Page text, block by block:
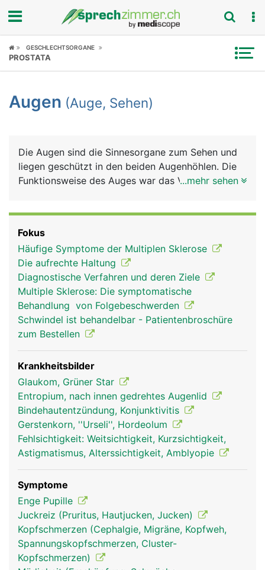
Fokus
Symptome
News
Rubriken
GESCHLECHTSORGANE
PROSTATA
Augen (Auge, Sehen)
Die Augen sind die Sinnesorgane zum Sehen und
liegen geschützt in den beiden Augenhöhlen. Die
Funktionsweise des Auges war das Vorbild für die
(Akkommodation). Die Regenbogenhaut (Iris), die
Blende beim Fotoapparat, kann sich weiter öffnen
oder schliessen (Pupille) und so die Intensität des
einfallenden Lichts regulieren. Die Sehrezeptoren
auf der Netzhaut (Retina) an der Rückfläche des
Auges wandeln das Licht in elektrische
Nervensignale um, die über den Sehnerven zum
Sehzentrum im Hirn geleitet werden und dort das
Bild erzeugen, das wir sehen. Dadurch dass der
Mensch zwei Augen besitzt, die von mehreren
Augenmuskeln genau koordiniert werden, ist ein
dreidimensionales (räumliches) Sehen möglich.
Augen und Sehen
Frau
Augen und Sehen
Mann
...mehr sehen
Fokus
Häufige Symptome der Multiplen Sklerose
Die aufrechte Haltung
Diagnostische Verfahren und deren Ziele
Multiple Sklerose: Die symptomatische
Behandlung von Folgebeschwerden
Schwindel ist behandelbar - Patientenbroschüre
zum Bestellen
Krankheitsbilder
Glaukom, Grüner Star
Entropium, nach innen gedrehtes Augenlid
Bindehautentzündung, Konjunktivitis
Gerstenkorn, ''Urseli'', Hordeolum
Fehlsichtigkeit: Weitsichtigkeit, Kurzsichtigkeit,
Astigmatismus, Alterssichtigkeit, Amblyopie
Symptome
Enge Pupille
Juckreiz (Pruritus, Hautjucken, Jucken)
Kopfschmerzen (Cephalgie, Migräne, Kopfweh,
Spannungskopfschmerzen, Cluster-
Kopfschmerzen)